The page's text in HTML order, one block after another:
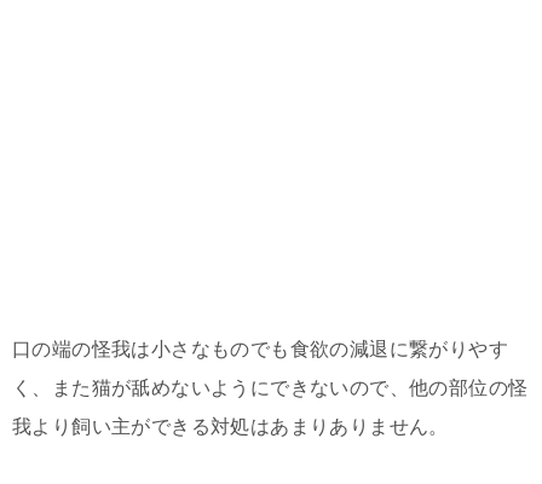
口の端の怪我は小さなものでも食欲の減退に繋がりやす
く、また猫が舐めないようにできないので、他の部位の怪
我より飼い主ができる対処はあまりありません。